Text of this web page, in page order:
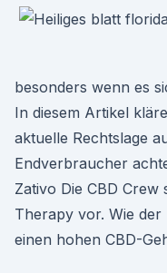
besonders wenn es
In diesem Artikel
aktuelle Rechtslage
Endverbraucher
Zativo Die CBD Crew
Therapy vor. Wie
einen hohen CBD-